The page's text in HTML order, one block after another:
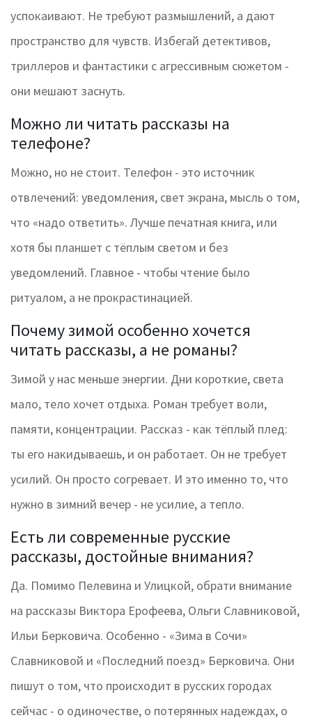
успокаивают. Не требуют размышлений, а дают
пространство для чувств. Избегай детективов,
триллеров и фантастики с агрессивным сюжетом -
они мешают заснуть.
Можно ли читать рассказы на
телефоне?
Можно, но не стоит. Телефон - это источник
отвлечений: уведомления, свет экрана, мысль о том,
что «надо ответить». Лучше печатная книга, или
хотя бы планшет с тёплым светом и без
уведомлений. Главное - чтобы чтение было
ритуалом, а не прокрастинацией.
Почему зимой особенно хочется
читать рассказы, а не романы?
Зимой у нас меньше энергии. Дни короткие, света
мало, тело хочет отдыха. Роман требует воли,
памяти, концентрации. Рассказ - как тёплый плед:
ты его накидываешь, и он работает. Он не требует
усилий. Он просто согревает. И это именно то, что
нужно в зимний вечер - не усилие, а тепло.
Есть ли современные русские
рассказы, достойные внимания?
Да. Помимо Пелевина и Улицкой, обрати внимание
на рассказы Виктора Ерофеева, Ольги Славниковой,
Ильи Берковича. Особенно - «Зима в Сочи»
Славниковой и «Последний поезд» Берковича. Они
пишут о том, что происходит в русских городах
сейчас - о одиночестве, о потерянных надеждах, о